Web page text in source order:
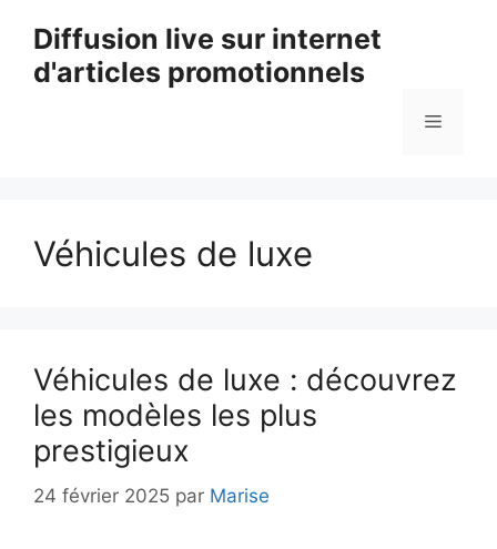
contenu
Diffusion live sur internet
d'articles promotionnels
Menu
Véhicules de luxe
Véhicules de luxe : découvrez
les modèles les plus
prestigieux
24 février 2025 par Marise